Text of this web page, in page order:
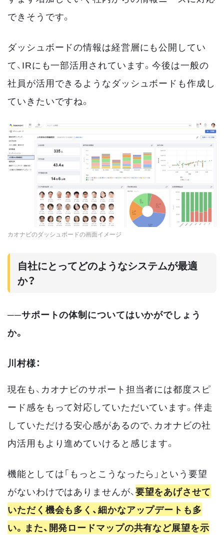
できそうです。
ダッシュボードの情報は経営層にも公開してい
て、IRにも一部活用されています。今後は一般の
社員が活用できるようなダッシュボードも作成し
ていきたいですね。
カオナビのダッシュボードの画面イメージ
自社にとってどのようなシステムが最適
か？
──サポートの体制についてはいかがでしょう
か。
川村様：
現在も、カオナビのサポート担当者には都度スピ
ード感をもって対応していただいています。伴走
していただける安心感があるので、カオナビの社
内活用もより進めていけると感じます。
機能としては「もっとこうなったら」という要望
がないわけではありませんが、要望をあげさせて
いただく機会も多く、細かなアップデートも多
い。また、開発ロードマップの共有など展望を示